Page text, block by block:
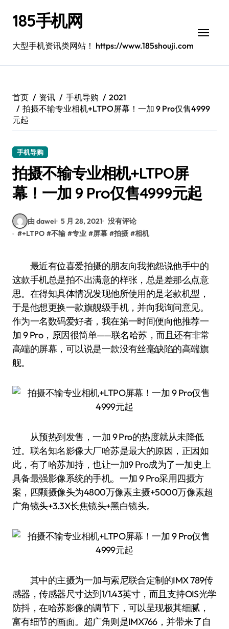
185手机网
大型手机资讯类网站！ https://www.185shouji.com
首页 资讯 手机导购
2021
拍摄不输专业相机+LTPO屏幕！一加 9 Pro仅售4999
元起
手机导购
拍摄不输专业相机+LTPO屏
幕！一加 9 Pro仅售4999元起
由 dawei 5 月 28, 2021 没有评论
#+LTPO #不输 #专业 #屏幕 #拍摄 #相机
最近有位喜爱拍摄的朋友向我抱怨说他手中的
这款手机总是拍不出满意的样张，总是差那么点意
思。在得知具体情况发现他所使用的是老款机型，
于是他想更换一款旗舰级手机，并向我询问意见。
作为一名数码爱好者，我在第一时间便向他推荐一
加 9 Pro，原因很简单——联名哈苏，而且还有非常
高端的屏幕，可以说是一款没有丝毫缺陷的高端旗
舰。
从预热到发售，一加 9 Pro的热度就从未降低
过。联名知名影像大厂哈苏是最大的原因，正因如
此，有了哈苏加持，也让一加9 Pro成为了一加史上
具备最强影像系统的手机。一加 9 Pro采用四摄方
案，四颗摄像头为4800万像素主摄+5000万像素超
广角镜头+3.3X长焦镜头+黑白镜头。
其中的主摄为一加与索尼联合定制的IMX 789传
感器，传感器尺寸达到1/1.43英寸，而且支持OIS光学
防抖，在哈苏影像的调节下，可以呈现极其细腻，
富有细节的画面。超广角则是IMX766，并带来了自